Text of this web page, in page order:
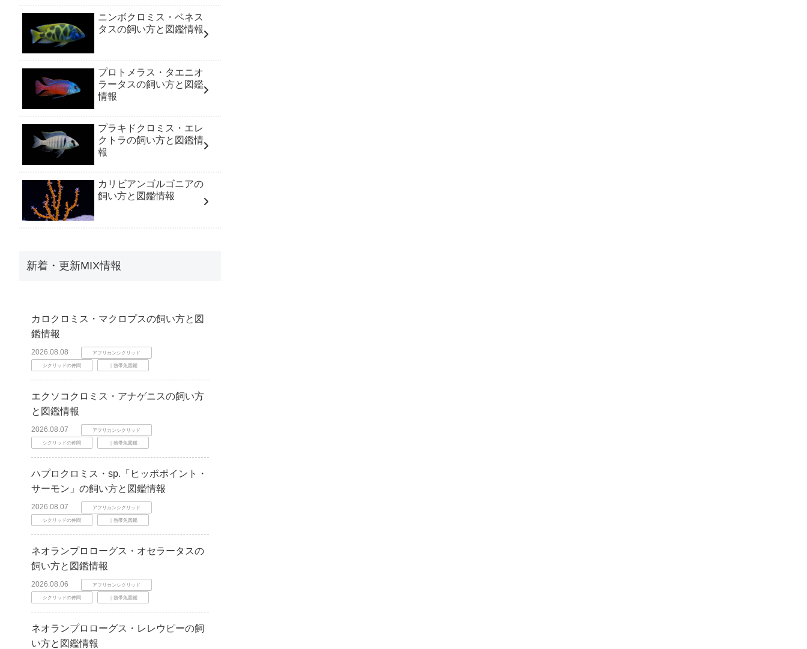
ニンボクロミス・ベネス
タスの飼い方と図鑑情報
プロトメラス・タエニオ
ラータスの飼い方と図鑑
情報
プラキドクロミス・エレ
クトラの飼い方と図鑑情
報
カリビアンゴルゴニアの
飼い方と図鑑情報
新着・更新MIX情報
カロクロミス・マクロプスの飼い方と図
鑑情報
2026.08.08 アフリカンシクリッド
シクリッドの仲間 ｜熱帯魚図鑑
エクソコクロミス・アナゲニスの飼い方
と図鑑情報
2026.08.07 アフリカンシクリッド
シクリッドの仲間 ｜熱帯魚図鑑
ハプロクロミス・sp.「ヒッポポイント・
サーモン」の飼い方と図鑑情報
2026.08.07 アフリカンシクリッド
シクリッドの仲間 ｜熱帯魚図鑑
ネオランプロローグス・オセラータスの
飼い方と図鑑情報
2026.08.06 アフリカンシクリッド
シクリッドの仲間 ｜熱帯魚図鑑
ネオランプロローグス・レレウピーの飼
い方と図鑑情報